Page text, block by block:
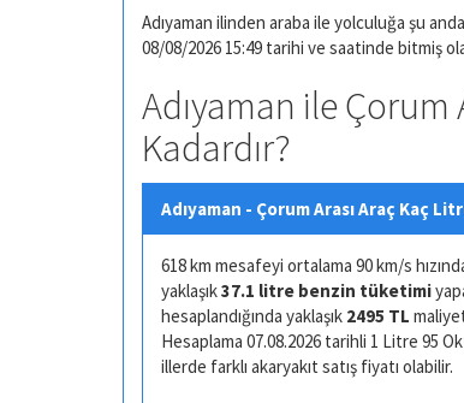
Adıyaman ilinden araba ile yolculuğa şu
08/08/2026 15:49 tarihi ve saatinde bitmiş
Adıyaman ile Çorum
Kadardır?
Adıyaman - Çorum Arası Araç Kaç
618 km mesafeyi ortalama 90 km/s
yaklaşık37.1 litre benzin tüketimi
hesaplandığında yaklaşık 2495 TL
Hesaplama 07.08.2026 tarihli 1 Litre 95
illerde farklı akaryakıt satış fiyatı olabilir.